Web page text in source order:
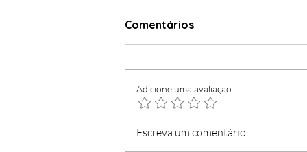
Loja do Cidadão com
serviços mínimos
Comentários
Adicione uma avaliação
Escreva um comentário